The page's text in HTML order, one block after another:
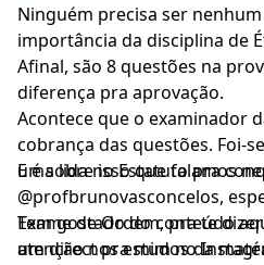
Ninguém precisa ser
importância da disciplina de
Afinal, são 8 questões na
diferença pra aprovação.
Acontece que o examinador
cobrança das questões. Foi-
uma lida no Estatuto pra
E é sobre isso que falamos
@profbrunovasconcelos,
Exame de Ordem, pra te
atenção nos estudos da
Tem gostado do conteúdo
um direct pra mim no